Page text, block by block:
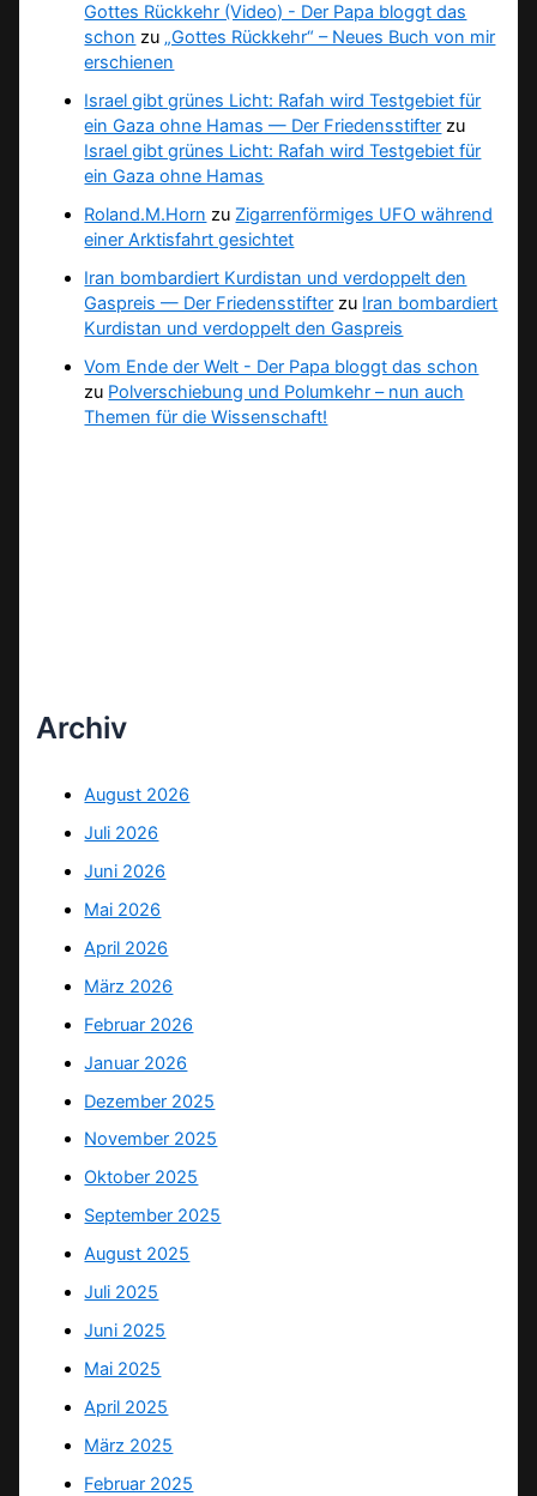
Gottes Rückkehr (Video) - Der Papa bloggt das
schon zu „Gottes Rückkehr“ – Neues Buch von mir
erschienen
Israel gibt grünes Licht: Rafah wird Testgebiet für
ein Gaza ohne Hamas — Der Friedensstifter zu
Israel gibt grünes Licht: Rafah wird Testgebiet für
ein Gaza ohne Hamas
Roland.M.Horn zu Zigarrenförmiges UFO während
einer Arktisfahrt gesichtet
Iran bombardiert Kurdistan und verdoppelt den
Gaspreis — Der Friedensstifter zu Iran bombardiert
Kurdistan und verdoppelt den Gaspreis
Vom Ende der Welt - Der Papa bloggt das schon
zu Polverschiebung und Polumkehr – nun auch
Themen für die Wissenschaft!
Archiv
August 2026
Juli 2026
Juni 2026
Mai 2026
April 2026
März 2026
Februar 2026
Januar 2026
Dezember 2025
November 2025
Oktober 2025
September 2025
August 2025
Juli 2025
Juni 2025
Mai 2025
April 2025
März 2025
Februar 2025